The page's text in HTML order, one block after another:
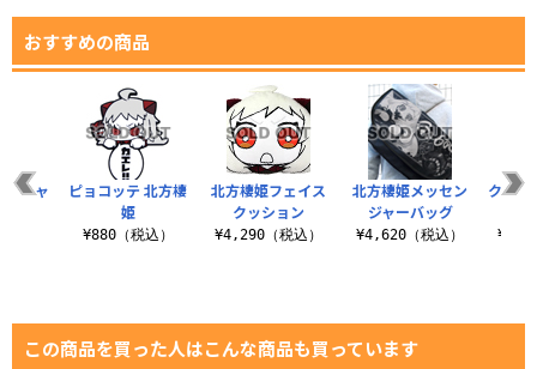
おすすめの商品
北方棲姫フェイス
クッション
¥4,290（税込）
北方棲姫メッセン
ジャーバッグ
¥4,620（税込）
クッシ
Tシャ
ピョコッテ 北方棲
姫
¥880（税込）
この商品を買った人はこんな商品も買っています